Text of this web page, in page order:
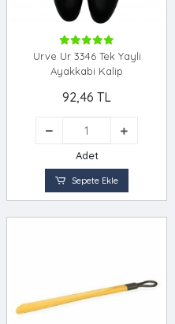
Urve Ur 3346 Tek Yayli
Ayakkabi Kalip
92,46 TL
Adet
Sepete Ekle